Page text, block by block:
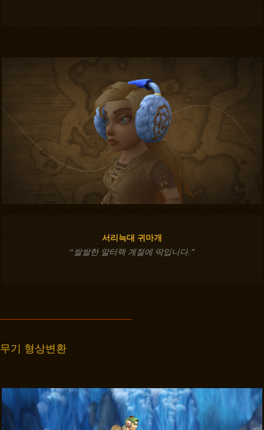
서리늑대 귀마개
“쌀쌀한 알터랙 계절에 딱입니다.”
무기 형상변환